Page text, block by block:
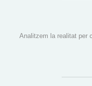
Analitzem la realitat per